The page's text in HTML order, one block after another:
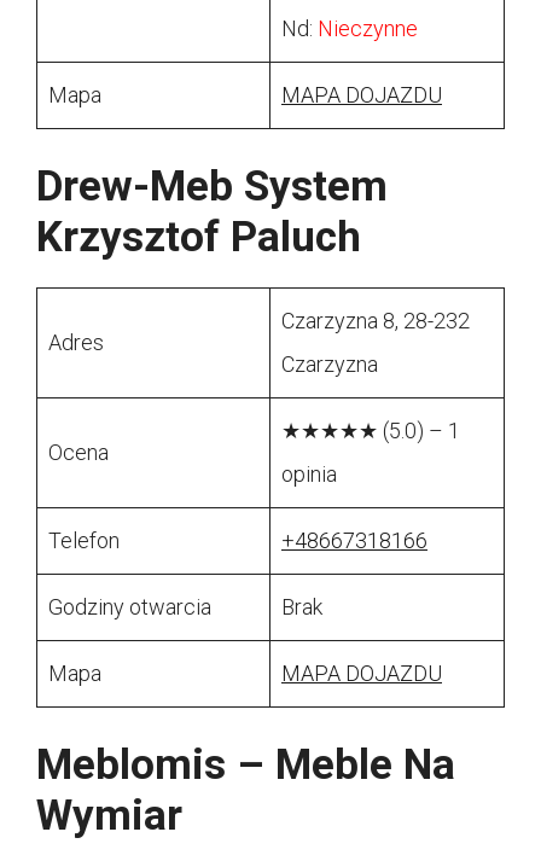
Nd: Nieczynne
Mapa MAPA DOJAZDU
Drew-Meb System
Krzysztof Paluch
Adres
Czarzyzna 8, 28-232
Czarzyzna
Ocena
★★★★★ (5.0) – 1
opinia
Telefon +48667318166
Godziny otwarcia Brak
Mapa MAPA DOJAZDU
Meblomis – Meble Na
Wymiar